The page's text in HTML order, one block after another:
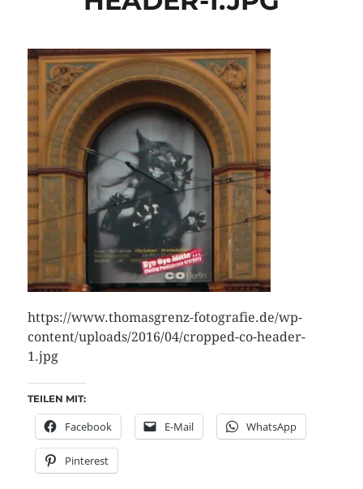
https://www.thomasgrenz-fotografie.de/wp-
content/uploads/2016/04/cropped-co-header-
1.jpg
TEILEN MIT:
Facebook E-Mail WhatsApp
Pinterest